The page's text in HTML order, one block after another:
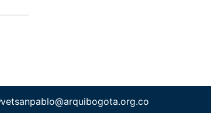
vetsanpablo@arquibogota.org.co